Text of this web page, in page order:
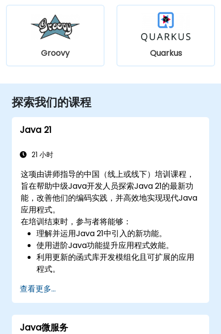
Groovy Quarkus
探索我们的课程
Java 21
21 小时
这项由讲师指导的中国（线上或线下）培训课程，
旨在帮助中级Java开发人员探索Java 21的最新功
能，改善他们的编码实践，并高效地实现现代Java
应用程式。
在培训结束时，参与者将能够：
理解并运用Java 21中引入的新功能。
使用进阶Java功能提升应用程式效能。
利用更新的函式库开发模组化且可扩展的应用
程式。
的程式码。
查看更多...
Java微服务